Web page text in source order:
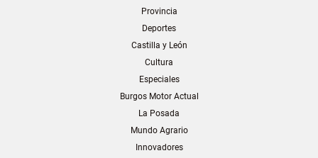
Provincia
Deportes
Castilla y León
Cultura
Especiales
Burgos Motor Actual
La Posada
Mundo Agrario
Innovadores